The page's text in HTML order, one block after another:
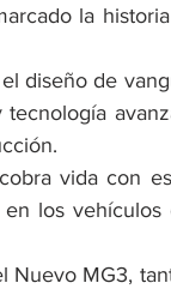
la
diseño de
vida con
los vehículos
Nuevo MG3,